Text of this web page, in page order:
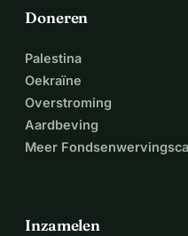
Doneren
Palestina
Oekraïne
Overstroming
Aardbeving
Meer
Inzamelen